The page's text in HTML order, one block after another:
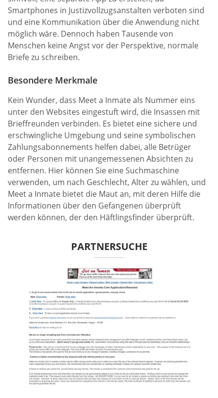
Smartphones in Justizvollzugsanstalten verboten sind
und eine Kommunikation über die Anwendung nicht
möglich wäre. Dennoch haben Tausende von
Menschen keine Angst vor der Perspektive, normale
Briefe zu schreiben.
Besondere Merkmale
Kein Wunder, dass Meet a Inmate als Nummer eins
unter den Websites eingestuft wird, die Insassen mit
Brieffreunden verbinden. Es bietet eine sichere und
erschwingliche Umgebung und seine symbolischen
Zahlungsabonnements helfen dabei, alle Betrüger
oder Personen mit unangemessenen Absichten zu
entfernen. Hier können Sie eine Suchmaschine
verwenden, um nach Geschlecht, Alter zu wählen, und
Meet a Inmate bietet die Maut an, mit deren Hilfe die
Informationen über den Gefangenen überprüft
werden können, der den Häftlingsfinder überprüft.
PARTNERSUCHE